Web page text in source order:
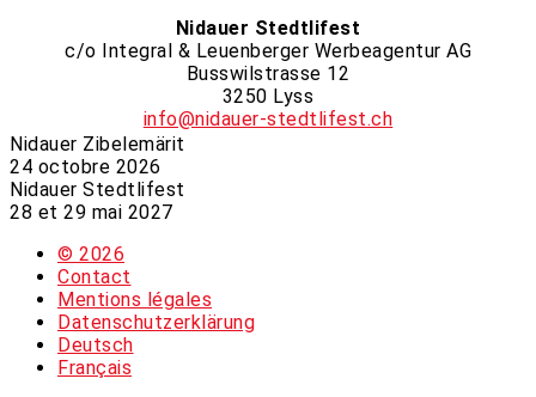
Nidauer Stedtlifest
c/o Integral & Leuenberger Werbeagentur AG
Busswilstrasse 12
3250 Lyss
info@nidauer-stedtlifest.ch
Nidauer Zibelemärit​​​
24 octobre 2026
Nidauer Stedtlifest
28 et 29 mai 2027
© 2026
Contact
Mentions légales
Datenschutzerklärung
Deutsch
Français